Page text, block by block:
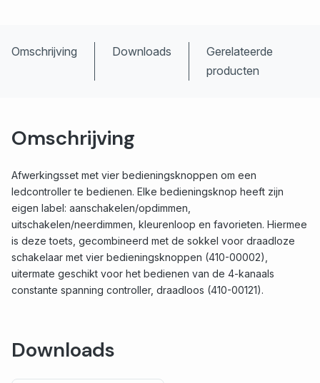
Omschrijving Downloads
Gerelateerde
producten
Omschrijving
Afwerkingsset met vier bedieningsknoppen om een
ledcontroller te bedienen. Elke bedieningsknop heeft zijn
eigen label: aanschakelen/opdimmen,
uitschakelen/neerdimmen, kleurenloop en favorieten. Hiermee
is deze toets, gecombineerd met de sokkel voor draadloze
schakelaar met vier bedieningsknoppen (410-00002),
uitermate geschikt voor het bedienen van de 4-kanaals
constante spanning controller, draadloos (410-00121).
Downloads